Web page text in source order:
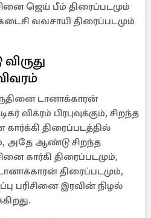
ஜெய் பீம் திரைப்படமும்
வவசாயி திரைப்படமும்
டானாக்காரன்
விக்ரம் பிரபுவுக்கும், சிறந்த
திரைப்படத்தில்
அதே ஆண்டு சிறந்த
கார்கி திரைப்படமும்,
திரைப்படமும்,
பரிசினை இரவின் நிழல்